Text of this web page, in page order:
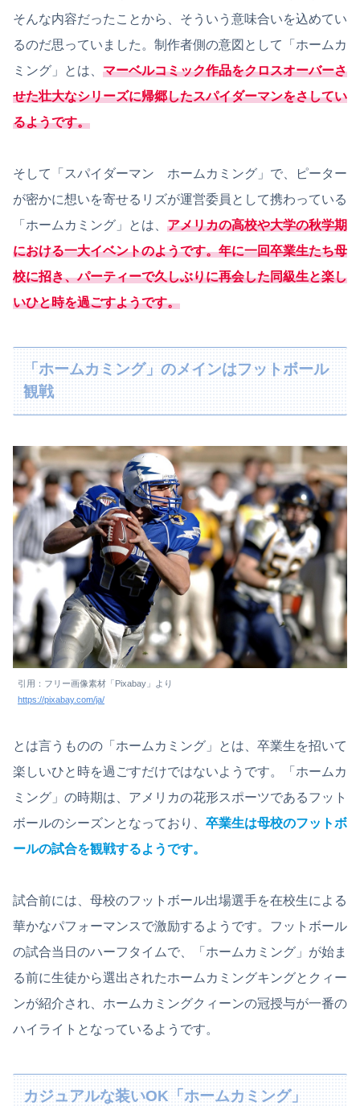
そんな内容だったことから、そういう意味合いを込めてい
るのだ思っていました。制作者側の意図として「ホームカ
ミング」とは、 マーベルコミック作品をクロスオーバーさ
せた壮大なシリーズに帰郷したスパイダーマンをさしてい
るようです。
そして「スパイダーマン ホームカミング」で、ピーター
が密かに想いを寄せるリズが運営委員として携わっている
「ホームカミング」とは、 アメリカの高校や大学の秋学期
における一大イベントのようです。年に一回卒業生たち母
校に招き、パーティーで久しぶりに再会した同級生と楽し
いひと時を過ごすようです。
「ホームカミング」のメインはフットボール
観戦
引用：フリー画像素材「Pixabay」より
https://pixabay.com/ja/
とは言うものの「ホームカミング」とは、卒業生を招いて
楽しいひと時を過ごすだけではないようです。「ホームカ
ミング」の時期は、アメリカの花形スポーツであるフット
ボールのシーズンとなっており、 卒業生は母校のフットボ
ールの試合を観戦するようです。
試合前には、母校のフットボール出場選手を在校生による
華かなパフォーマンスで激励するようです。フットボール
の試合当日のハーフタイムで、「ホームカミング」が始ま
る前に生徒から選出されたホームカミングキングとクィー
ンが紹介され、ホームカミングクィーンの冠授与が一番の
ハイライトとなっているようです。
カジュアルな装いOK「ホームカミング」